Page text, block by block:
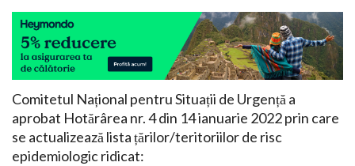
Comitetul Național pentru Situații de Urgență a
aprobat Hotărârea nr. 4 din 14 ianuarie 2022 prin care
se actualizează lista țărilor/teritoriilor de risc
epidemiologic ridicat: